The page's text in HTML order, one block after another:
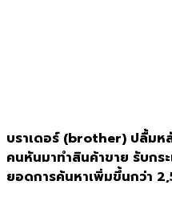
บราเดอร์ (brother) ปลื้มห
คนหันมาทำสินค้าขาย รับก
ยอดการค้นหาเพิ่มขึ้นกว่า